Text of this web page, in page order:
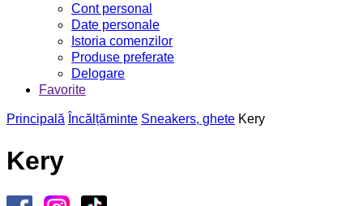
Cont personal
Date personale
Istoria comenzilor
Produse preferate
Delogare
Favorite
Principală Încălțăminte Sneakers, ghete Kery
Kery